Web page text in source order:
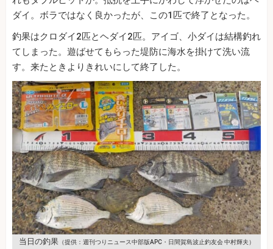
ダイ。ボラではなく良かったが、この1匹で終了となった。
釣果はクロダイ2匹とヘダイ2匹。アイゴ、小ダイは結構釣れ
てしまった。遊ばせてもらった堤防に海水を掛けて洗い流
す。来たときよりきれいにして終了した。
当日の釣果（提供：週刊つりニュース中部版APC・日間賀島波止釣友会 中村輝夫）